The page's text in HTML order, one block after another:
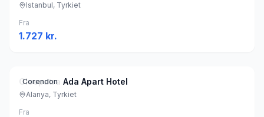
Istanbul, Tyrkiet
Fra
1.727 kr.
Corendon
Cleopatra Ada Apart Hotel
Alanya, Tyrkiet
Fra